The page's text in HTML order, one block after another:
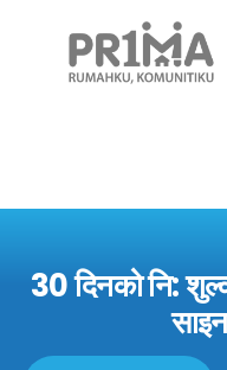
30 दिनको नि: